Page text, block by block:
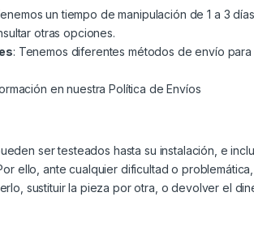
un tiempo de manipulación de 1 a 3
otras opciones.
: Tenemos diferentes métodos de envío
en nuestraPolítica de Envíos
ser testeados hasta su instalación, e
ello, ante cualquier dificultad o
sustituir la pieza por otra, o devolver el